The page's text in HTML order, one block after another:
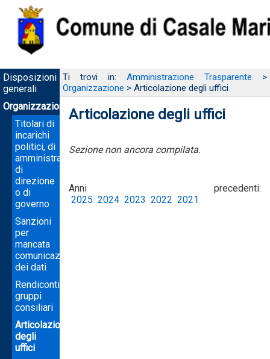
Disposizioni
generali
Organizzazione
Titolari di
incarichi
politici, di
amministrazione,
di
direzione
o di
governo
Sanzioni
per
mancata
comunicazione
dei dati
Rendiconti
gruppi
consiliari
Articolazione
degli
uffici
Ti trovi in: Amministrazione Trasparente >
Organizzazione > Articolazione degli uffici
Articolazione degli uffici
Sezione non ancora compilata.
Anni precedenti:
2025 2024 2023 2022 2021